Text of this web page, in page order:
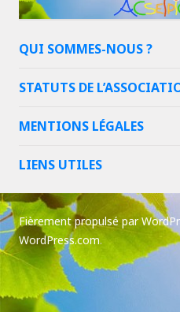
QUI SOMMES-NOUS ?
STATUTS DE
MENTIONS LÉGALES
LIENS UTILES
Fièrement propulsé par
WordPress.com.